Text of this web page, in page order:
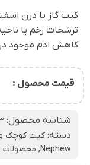
کیت گاز با درن
ترشحات زخم یا
کاهش ادم موجود
قیمت محصول :
شناسه محصول:
دسته: کیت کوچک
Nephew
, محصولات